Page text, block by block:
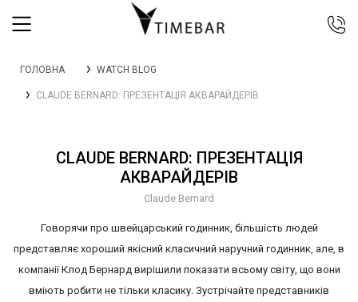
044 392 44 45
067 344 14 44 (viber)
ГОЛОВНА WATCH BLOG
CLAUDE BERNARD: ПРЕЗЕНТАЦІЯ АКВАРАЙДЕРІВ
CLAUDE BERNARD: ПРЕЗЕНТАЦІЯ
АКВАРАЙДЕРІВ
Claude Bernard
Говорячи про швейцарський годинник, більшість людей
представляє хороший якісний класичний наручний годинник, але, в
компанії Клод Бернард вирішили показати всьому світу, що вони
вміють робити не тільки класику. Зустрічайте представників